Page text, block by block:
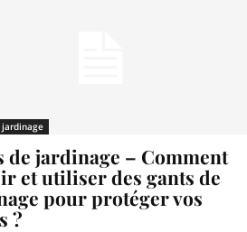
de jardinage – Comment
et utiliser des gants de
pour protéger vos
?